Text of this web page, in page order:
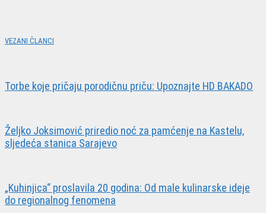
VEZANI ČLANCI
Torbe koje pričaju porodičnu priču: Upoznajte HD BAKADO
Željko Joksimović priredio noć za pamćenje na Kastelu,
sljedeća stanica Sarajevo
„Kuhinjica“ proslavila 20 godina: Od male kulinarske ideje
do regionalnog fenomena